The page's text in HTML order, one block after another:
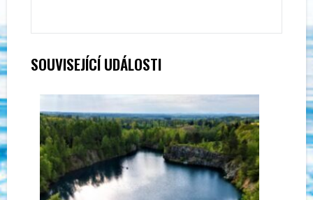
SOUVISEJÍCÍ UDÁLOSTI